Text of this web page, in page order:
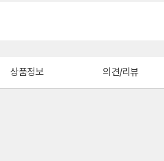
상품정보 의견/리뷰